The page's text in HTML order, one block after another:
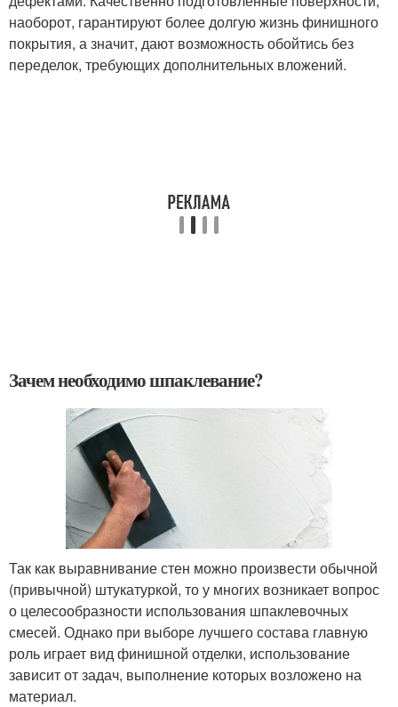
наоборот, гарантируют более долгую жизнь финишного
покрытия, а значит, дают возможность обойтись без
переделок, требующих дополнительных вложений.
Зачем необходимо шпаклевание?
Так как выравнивание стен можно произвести обычной
(привычной) штукатуркой, то у многих возникает вопрос
о целесообразности использования шпаклевочных
смесей. Однако при выборе лучшего состава главную
роль играет вид финишной отделки, использование
зависит от задач, выполнение которых возложено на
материал.